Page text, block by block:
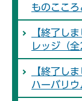
ものここ
【終了し
レッジ（全
【終了し
ハーバリ